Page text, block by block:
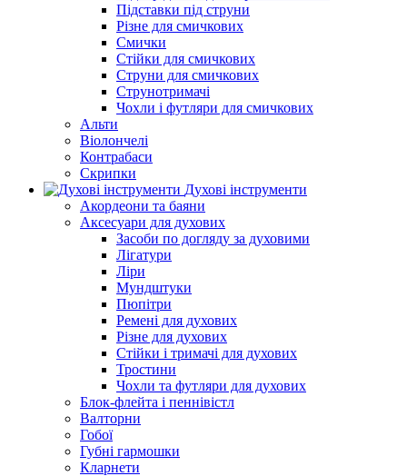
Підставки під струни
Різне для смичкових
Смички
Стійки для смичкових
Струни для смичкових
Струнотримачі
Чохли і футляри для смичкових
Альти
Віолончелі
Контрабаси
Скрипки
Духові інструменти
Акордеони та баяни
Аксесуари для духових
Засоби по догляду за духовими
Лігатури
Ліри
Мундштуки
Пюпітри
Ремені для духових
Різне для духових
Стійки і тримачі для духових
Тростини
Чохли та футляри для духових
Блок-флейта і пеннівістл
Валторни
Гобої
Губні гармошки
Кларнети